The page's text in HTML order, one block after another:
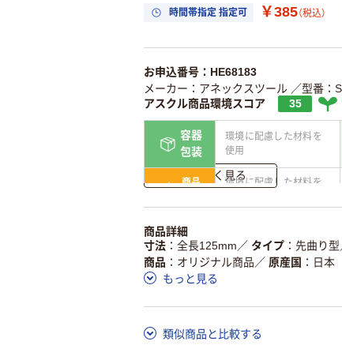
時間帯指定 指定可 ￥385（税込）
お申込番号：HE68183
メーカー：アネックスツール ／型番：
アスクル商品環境スコア
35
容器
包装
環境に配慮した材料を
使用
商品
環境に配慮した材料を
仕組
この商品の環境配慮ポイントです。詳し
ア詳細／加点項目
詳しく見る
商品詳細
寸法
全長125mm ／ タイプ 先曲り型
商品
オリジナル商品 ／ 原産国
日本
もっと見る
類似商品と比較する